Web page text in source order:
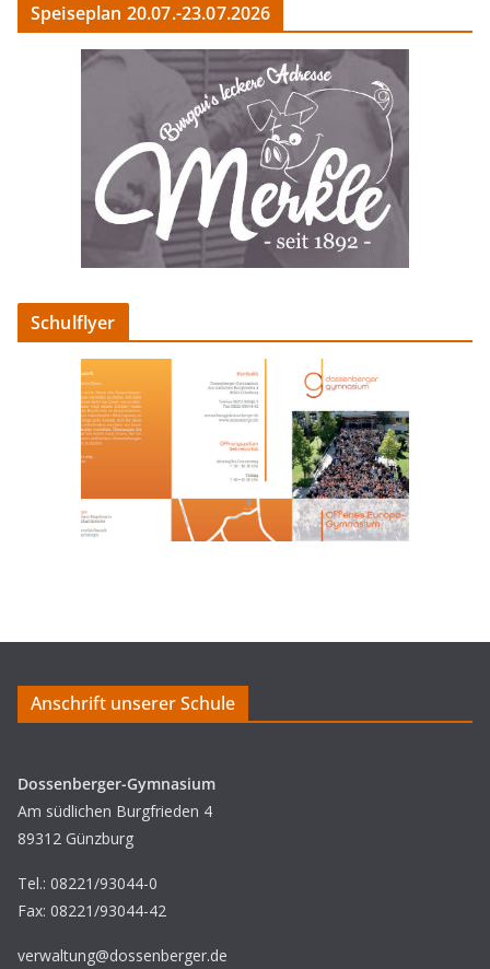
Speiseplan 20.07.-23.07.2026
Schulflyer
Anschrift unserer Schule
Dossenberger-Gymnasium
Am südlichen Burgfrieden 4
89312 Günzburg
Tel.: 08221/93044-0
Fax: 08221/93044-42
verwaltung@dossenberger.de